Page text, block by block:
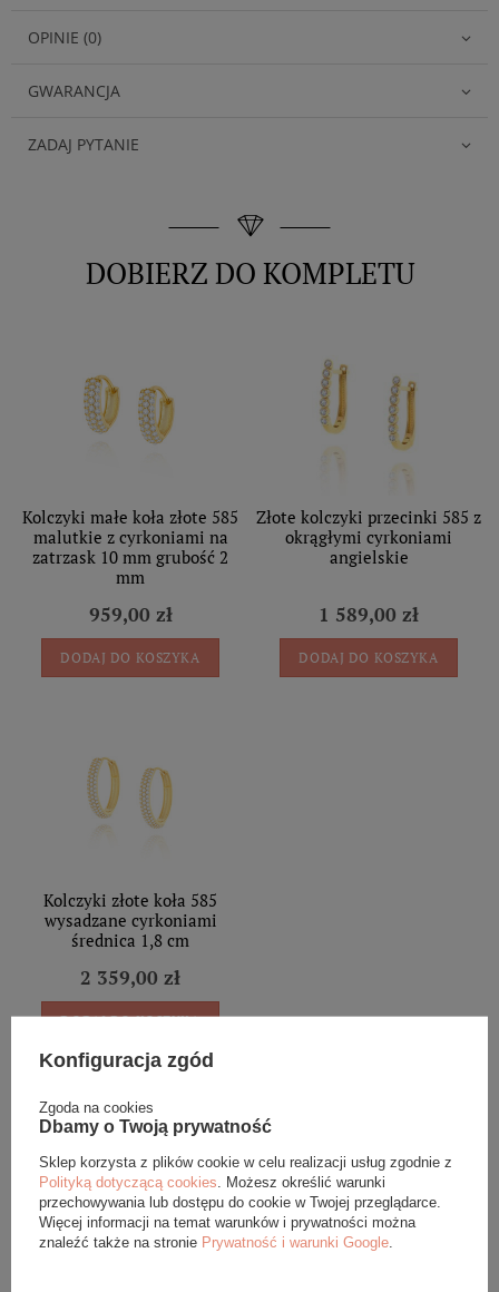
OPINIE (0)
GWARANCJA
ZADAJ PYTANIE
DOBIERZ DO KOMPLETU
Kolczyki małe koła złote 585
malutkie z cyrkoniami na
zatrzask 10 mm grubość 2
mm
959,00 zł
DODAJ DO KOSZYKA
Złote kolczyki przecinki 585 z
okrągłymi cyrkoniami
angielskie
1 589,00 zł
DODAJ DO KOSZYKA
Kolczyki złote koła 585
wysadzane cyrkoniami
średnica 1,8 cm
2 359,00 zł
DODAJ DO KOSZYKA
Eleganckie opakowanie gratis
Biżuterię i zegarki zakupione w sklepie internetowym
Konfiguracja zgód
Zgoda na cookies
Dbamy o Twoją prywatność
Sklep korzysta z plików cookie w celu realizacji usług zgodnie z
Polityką dotyczącą cookies . Możesz określić warunki
przechowywania lub dostępu do cookie w Twojej przeglądarce.
Więcej informacji na temat warunków i prywatności można
znaleźć także na stronie Prywatność i warunki Google